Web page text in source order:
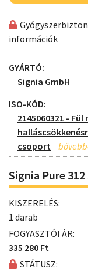
információk
GYÁRTÓ:
Signia GmbH
ISO-KÓD:
2145060321 -
csoport
Signia Pure 312
KISZERELÉS:
1 darab
FOGYASZTÓI ÁR:
335 280 Ft
STÁTUSZ: